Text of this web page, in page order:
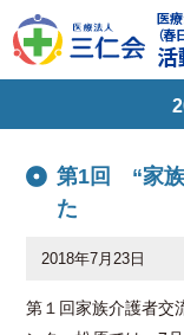
医
（
第1回 “家族
た
2018年7月23日
第１回家族介護者